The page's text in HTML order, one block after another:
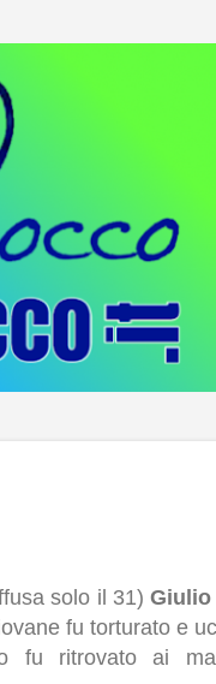
solo il 31) Giulio
fu torturato e
fu ritrovato ai